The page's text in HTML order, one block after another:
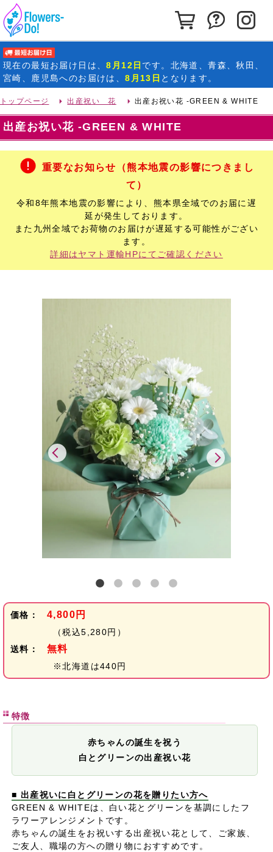
カートを見る
お問い合
現在の最短お届け日 は、8月12日 です。北海道、青森、秋田、
宮崎、鹿児島へのお届けは、8月13日 となります。
トップページ 出産祝い 花 出産お祝い花 -GREEN & WHITE
出産お祝い花 -GREEN & WHITE
重要なお知らせ（熊本地震の影響につきまし
て）
令和8年熊本地震の影響により、熊本県全域でのお届に遅
延が発生しております。
また九州全域でお荷物のお届けが遅延する可能性がござい
ます。
詳細はヤマト運輸HPにてご確認ください
価格： 4,800円
（税込5,280円）
送料：
無料
※北海道は440円
特徴
赤ちゃんの誕生を祝う
白とグリーンの出産祝い花
■ 出産祝いに白とグリーンの花を贈りたい方へ
GREEN & WHITEは、白い花とグリーンを基調にしたフ
ラワーアレンジメントです。
赤ちゃんの誕生をお祝いする出産祝い花として、ご家族、
ご友人、職場の方への贈り物におすすめです。